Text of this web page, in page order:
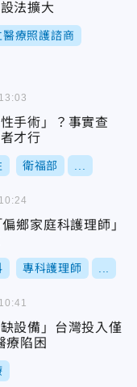
法擴大
醫療照護諮商
手術」？事實查
才行
衛福部
鄉家庭科護理師」
專科護理師
設備」台灣投入僅
療陷困